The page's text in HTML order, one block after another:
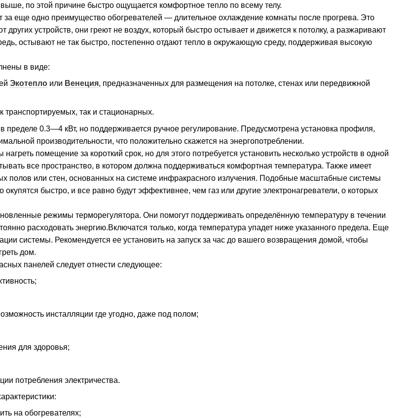
выше, по этой причине быстро ощущается комфортное тепло по всему телу.
за еще одно преимущество обогревателей — длительное охлаждение комнаты после прогрева. Это
других устройств, они греют не воздух, который быстро остывает и движется к потолку, а разжаривают
остывают не так быстро, постепенно отдают тепло в окружающую среду, поддерживая высокую
в виде:
Экотепло или Венеция, предназначенных для размещения на потолке, стенах или передвижной
транспортируемых, так и стационарных.
пределе 0.3—4 кВт, но поддерживается ручное регулирование. Предусмотрена установка профиля,
производительности, что положительно скажется на энергопотреблении.
помещение за короткий срок, но для этого потребуется установить несколько устройств в одной
все пространство, в котором должна поддерживаться комфортная температура. Также имеет
полов или стен, основанных на системе инфракрасного излучения. Подобные масштабные системы
окупятся быстро, и все равно будут эффективнее, чем газ или другие электронагреватели, о которых
режимы терморегулятора. Они помогут поддерживать определённую температуру в течении
расходовать энергию.Включатся только, когда температура упадет ниже указанного предела. Еще
системы. Рекомендуется ее установить на запуск за час до вашего возвращения домой, чтобы
дом.
панелей следует отнести следующее:
инсталляции где угодно, даже под полом;
для здоровья;
потребления электричества.
на обогревателях;